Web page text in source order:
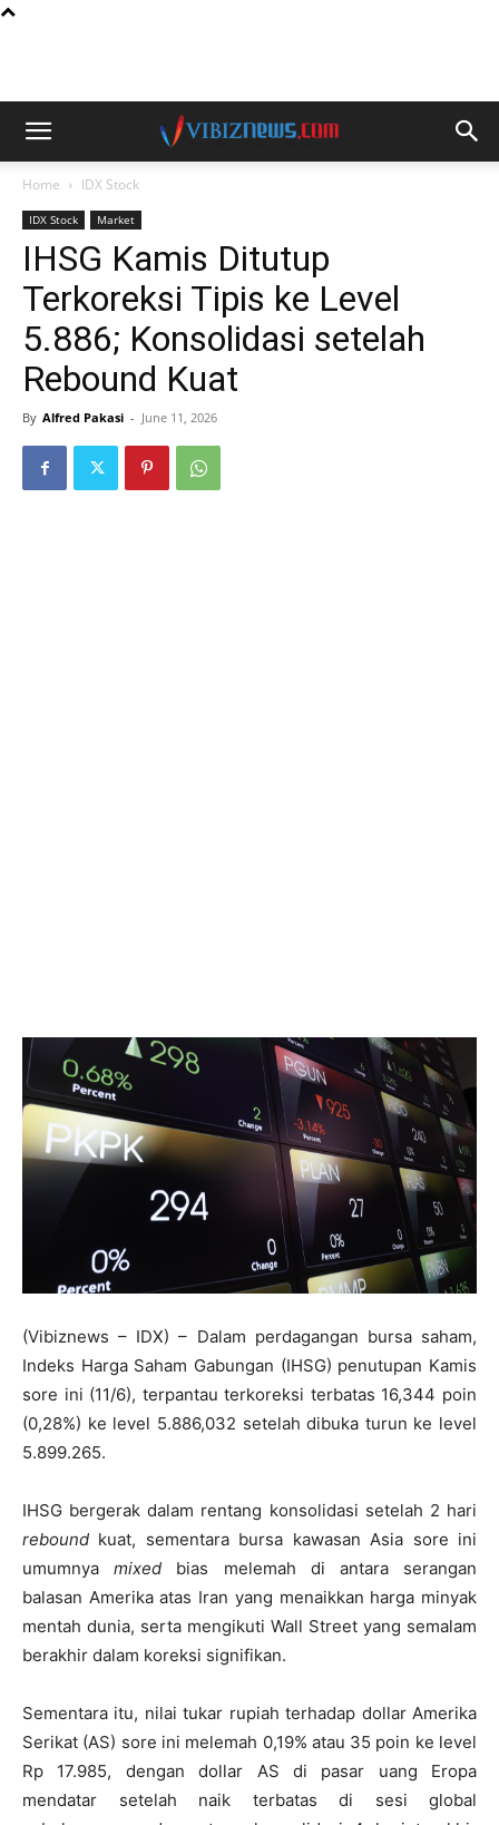
Home IDX Stock
IDX Stock Market
IHSG Kamis Ditutup
Terkoreksi Tipis ke Level
5.886; Konsolidasi setelah
Rebound Kuat
By Alfred Pakasi - June 11, 2026
(Vibiznews – IDX) – Dalam perdagangan bursa saham,
Indeks Harga Saham Gabungan (IHSG) penutupan Kamis
sore ini (11/6), terpantau terkoreksi terbatas 16,344 poin
(0,28%) ke level 5.886,032 setelah dibuka turun ke level
5.899.265.
IHSG bergerak dalam rentang konsolidasi setelah 2 hari
rebound kuat, sementara bursa kawasan Asia sore ini
umumnyamixed bias melemah di antara serangan
balasan Amerika atas Iran yang menaikkan harga minyak
mentah dunia, serta mengikuti Wall Street yang semalam
berakhir dalam koreksi signifikan.
Sementara itu, nilai tukar rupiah terhadap dollar Amerika
Serikat (AS) sore ini melemah 0,19% atau 35 poin ke level
Rp 17.985, dengan dollar AS di pasar uang Eropa
mendatar setelah naik terbatas di sesi global